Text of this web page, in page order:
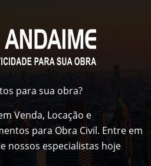
para sua obra?
Venda, Locação e
para Obra Civil. Entre em
nossos especialistas hoje